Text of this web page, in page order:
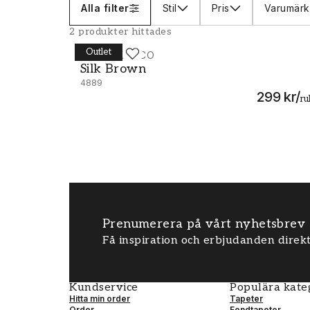
kontrasterande kulörer ger de lena
förkärlek till dämpade kulörer och
färgskalan innehåller Mix Metallic
och Royal med härlig materialkänsla.
Alla filter Stil Pris
2 produkter hittades
Outlet
ENGBLAD & CO
Silk Brown
4889
299 kr/
Silk Brown - 4889
Prenumerera på vårt nyhetsbrev
Få inspiration och erbjudanden
Kundservice
Hitta min order
Populära
Tapeter